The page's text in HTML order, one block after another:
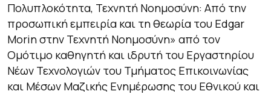
Πολυπλοκότητα, Τεχνητή Νοημοσύνη: Από την
προσωπική εμπειρία και τη θεωρία του Edgar
Morin στην Τεχνητή Νοημοσύνη» από τον
Ομότιμο καθηγητή και ιδρυτή του Εργαστηρίου
Νέων Τεχνολογιών του Τμήματος Επικοινωνίας
και Μέσων Μαζικής Ενημέρωσης του Εθνικού και